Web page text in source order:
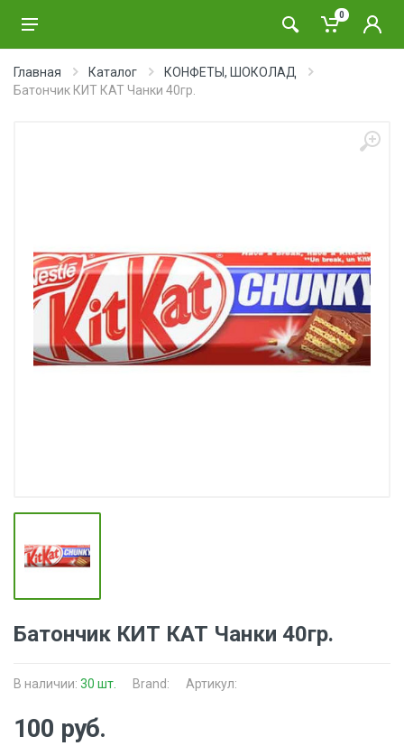
0
Главная Каталог
КОНФЕТЫ, ШОКОЛАД
Батончик КИТ КАТ Чанки 40гр.
Батончик КИТ КАТ Чанки 40гр.
В наличии: 30 шт. Brand: Артикул:
100 руб.